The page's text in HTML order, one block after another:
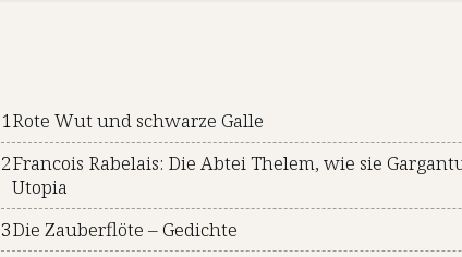
1Rote Wut und schwarze Galle
2Francois Rabelais: Die Abtei Thelem, wie sie
Utopia
3Die Zauberflöte – Gedichte